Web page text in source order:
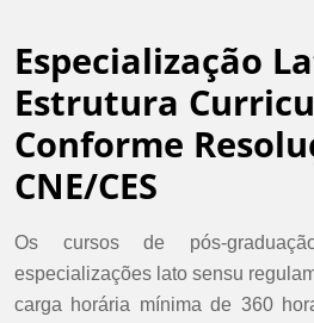
Especialização
Estrutura
Conforme
CNE/CES
Os cursos de pós-
especializações lato sensu
carga horária mínima de 360